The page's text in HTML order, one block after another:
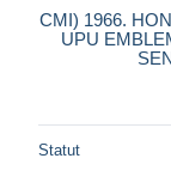
CMI) 1966.
UPU
Statut